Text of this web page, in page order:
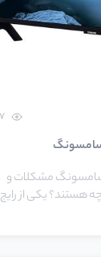
سامسونگ
مشکلات و
هستند؟ یکی از رایج